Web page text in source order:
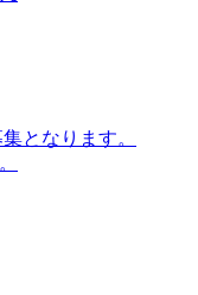
となります。